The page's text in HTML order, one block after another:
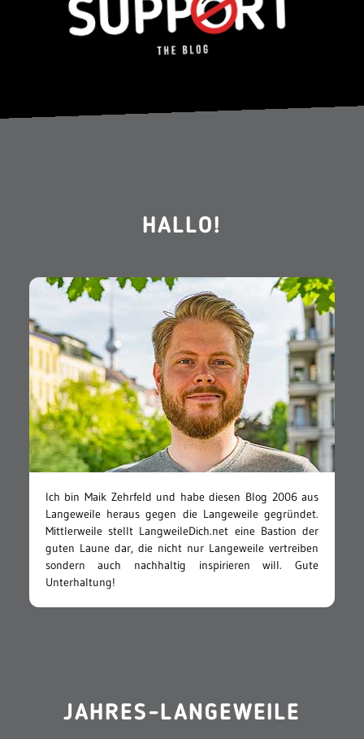
HALLO!
Ich bin Maik Zehrfeld und habe diesen Blog 2006 aus
Langeweile heraus gegen die Langeweile gegründet.
Mittlerweile stellt LangweileDich.net eine Bastion der
guten Laune dar, die nicht nur Langeweile vertreiben
sondern auch nachhaltig inspirieren will. Gute
Unterhaltung!
JAHRES-LANGEWEILE